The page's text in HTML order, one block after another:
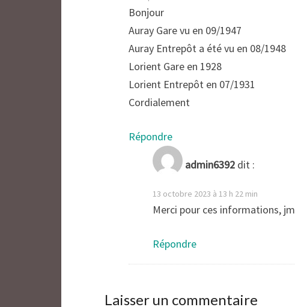
Bonjour
Auray Gare vu en 09/1947
Auray Entrepôt a été vu en 08/1948
Lorient Gare en 1928
Lorient Entrepôt en 07/1931
Cordialement
Répondre
admin6392 dit :
13 octobre 2023 à 13 h 22 min
Merci pour ces informations, jm
Répondre
Laisser un commentaire